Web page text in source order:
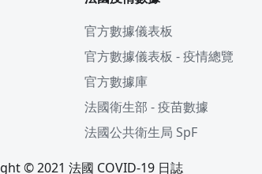
官方數據儀表板
官方數據儀表板 - 疫情總覽
官方數據庫
法國衛生部 - 疫苗數據
法國公共衛生局 SpF
© 2021 法國 COVID-19 日誌